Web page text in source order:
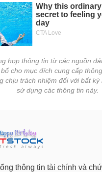
hợp thông tin từ các nguồn
cho mục đích cung cấp
chịu trách nhiệm đối với bất
sử dụng các thông tin này.
thông tin tài chính và